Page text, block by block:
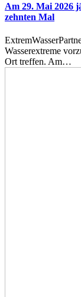
Am 29. Mai 2026
zehnten Mal
Wasserextreme
Ort treffen. Am…